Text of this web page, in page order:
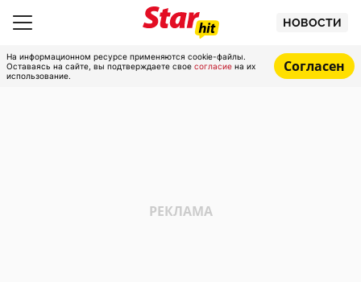
НОВОСТИ
На информационном ресурсе применяются cookie-файлы.
Оставаясь на сайте, вы подтверждаете свое согласие на их
использование.
Согласен